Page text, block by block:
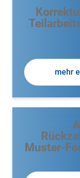
mehr
Muster-